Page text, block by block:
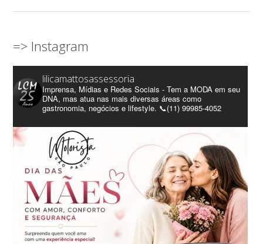
=> Instagram
lilicamattosassessoria
Imprensa, Mídias e Redes Sociais - Tem a MODA em seu
DNA, mas atua nas mais diversas áreas como
gastronomia, negócios e lifestyle. 📞(11) 99985-4052